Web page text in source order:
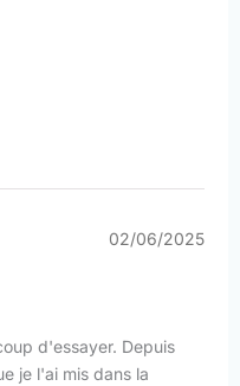
02/06/2025
d'essayer. Depuis
je l'ai mis dans la